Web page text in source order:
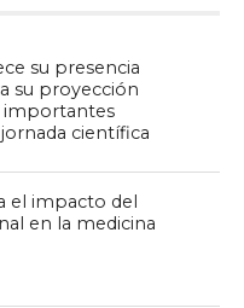
su presencia
su proyección
importantes
científica
el impacto del
en la medicina